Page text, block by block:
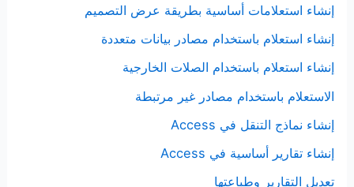
إنشاء استعلامات أساسية بطريقة عرض التصميم
إنشاء استعلام باستخدام مصادر بيانات متعددة
إنشاء استعلام باستخدام الصلات الخارجية
الاستعلام باستخدام مصادر غير مرتبطة
إنشاء نماذج التنقل في Access
إنشاء تقارير أساسية في Access
تعديل التقارير وطباعتها